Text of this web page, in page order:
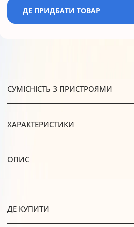
ДЕ ПРИДБАТИ ТОВАР
СУМІСНІСТЬ З ПРИСТРОЯМИ
ХАРАКТЕРИСТИКИ
ОПИС
ДЕ КУПИТИ